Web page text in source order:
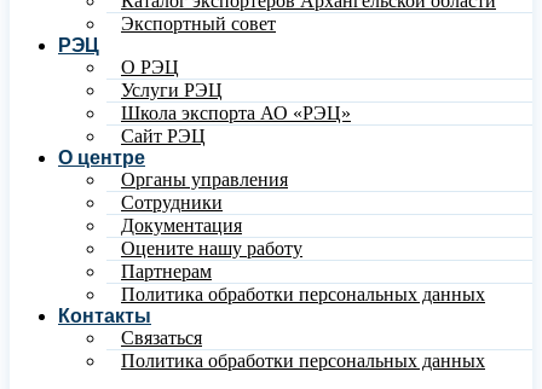
Экспортный совет
РЭЦ
О РЭЦ
Услуги РЭЦ
Школа экспорта АО «РЭЦ»
Сайт РЭЦ
О центре
Органы управления
Сотрудники
Документация
Оцените нашу работу
Партнерам
Политика обработки персональных данных
Контакты
Связаться
Политика обработки персональных данных